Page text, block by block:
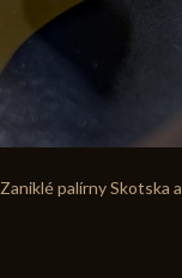
Zaniklé palírny Skotska